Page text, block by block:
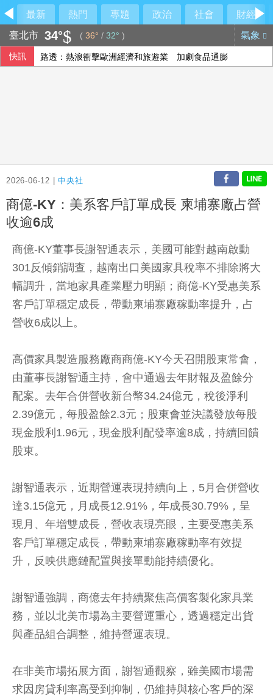
最新 熱門 專題 政治 社會
財經
臺北市 34° ( 36° / 32° ) 氣象
快訊 路透：熱浪衝擊歐洲經濟和旅遊業 加劇食品通膨
2026-06-12 |中央社
商億-KY：美系客戶訂單成長 柬埔寨廠占營
收逾6成
商億-KY董事長謝智通表示，美國可能對越南啟動
301反傾銷調查，越南出口美國家具稅率不排除將大
幅調升，當地家具產業壓力明顯；商億-KY受惠美系
客戶訂單穩定成長，帶動柬埔寨廠稼動率提升，占
營收6成以上。
高價家具製造服務廠商商億-KY今天召開股東常會，
由董事長謝智通主持，會中通過去年財報及盈餘分
配案。去年合併營收新台幣34.24億元，稅後淨利
2.39億元，每股盈餘2.3元；股東會並決議發放每股
現金股利1.96元，現金股利配發率逾8成，持續回饋
股東。
謝智通表示，近期營運表現持續向上，5月合併營收
達3.15億元，月成長12.91%，年成長30.79%，呈
現月、年增雙成長，營收表現亮眼，主要受惠美系
客戶訂單穩定成長，帶動柬埔寨廠稼動率有效提
升，反映供應鏈配置與接單動能持續優化。
謝智通強調，商億去年持續聚焦高價客製化家具業
務，並以北美市場為主要營運重心，透過穩定出貨
與產品組合調整，維持營運表現。
在非美市場拓展方面，謝智通觀察，雖美國市場需
求因房貸利率高受到抑制，仍維持與核心客戶的深